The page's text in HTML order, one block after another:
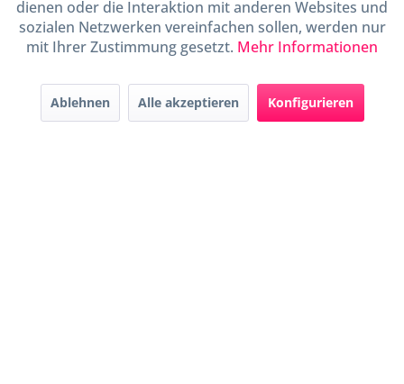
Handel mit BIO-Weinen
durch DE-ÖKO-009
dienen oder die Interaktion mit anderen Websites und
sozialen Netzwerken vereinfachen sollen, werden nur
mit Ihrer Zustimmung gesetzt. Mehr Informationen
Ablehnen Alle akzeptieren Konfigurieren